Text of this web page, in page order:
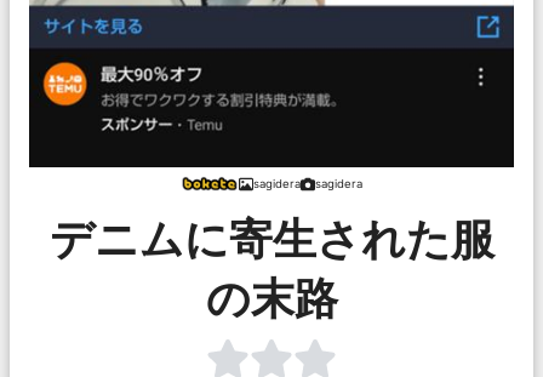
sagidera sagidera
デニムに寄生された服
の末路